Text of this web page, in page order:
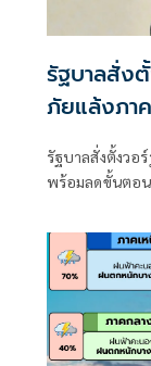
รัฐบาลสั่ง
ภัยแล้งภา
รัฐบาลสั่งตั้งวอ
พร้อมลดขั้นตอน